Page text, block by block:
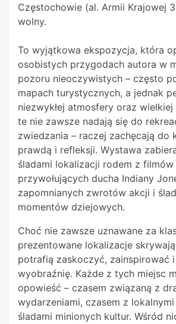
Częstochowie (al. Armii Krajowej
wolny.
To wyjątkowa ekspozycja, która
osobistych przygodach autora w
pozoru nieoczywistych – często
mapach turystycznych, a jednak
niezwykłej atmosfery oraz
te nie zawsze nadają się do
zwiedzania – raczej zachęcają do
prawdą i refleksji. Wystawa
śladami lokalizacji rodem z
przywołujących ducha Indiany
zapomnianych zwrotów akcji i
momentów dziejowych.
Choć nie zawsze uznawane za
prezentowane lokalizacje
potrafią zaskoczyć, zainspirować
wyobraźnię. Każde z tych miejsc
opowieść – czasem związaną z
wydarzeniami, czasem z
śladami minionych kultur. Wśród